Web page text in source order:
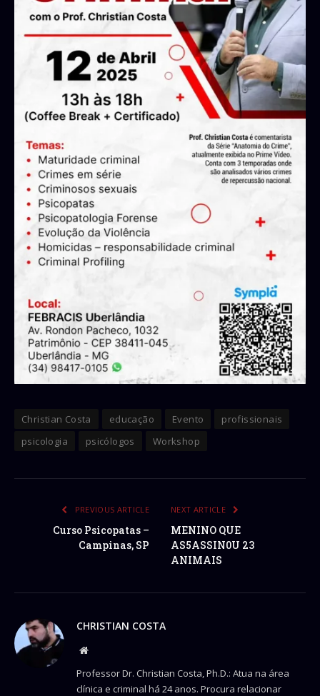
Christian Costa educação Evento
profissionais
psicologia
psicólogos Workshop
PREVIOUS ARTICLE
Curso Psicopatas –
Campinas, SP
NEXT ARTICLE
MENINO QUE
AS5ASSIN0U 23
ANIMAIS
CHRISTIAN COSTA
Website
Professor Dr. Christian Costa, Ph.D.: Atua na área
clínica e criminal há 24 anos. Procura relacionar